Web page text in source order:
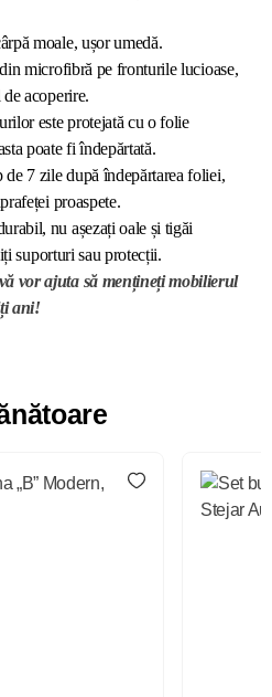
moale, ușor umedă.
microfibră pe fronturile lucioase,
acoperire.
este protejată cu o folie
poate fi îndepărtată.
7 zile după îndepărtarea foliei,
proaspete.
nu așezați oale și tigăi
suporturi sau protecții.
vor ajuta să mențineți mobilierul
ani!